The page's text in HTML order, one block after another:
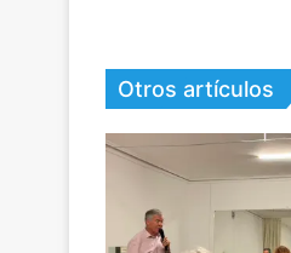
Otros artículos